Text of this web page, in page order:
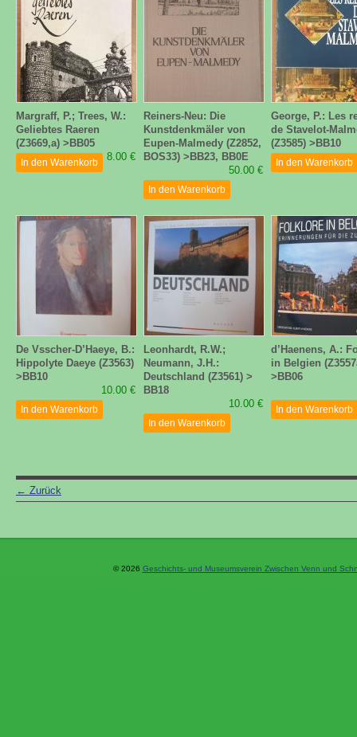
Margraff, P.; Trees, W.:
Geliebtes Raeren
(Z3669,a) >BB05
8.00 €
In den Warenkorb
Reiners-Neu: Die
Kunstdenkmäler von
Eupen-Malmedy (Z2852,
BOS33) >BB23, BB0E
50.00 €
In den Warenkorb
George, P.: Les
de Stavelot-
(Z3585) >BB10
In den Warenkorb
De Vsscher-D’Haeye, B.:
Hippolyte Daeye (Z3563)
>BB10
10.00 €
In den Warenkorb
Leonhardt, R.W.;
Neumann, J.H.:
Deutschland (Z3561) >
BB18
10.00 €
In den Warenkorb
d’Haenens, A.:
in Belgien
>BB06
In den Warenkorb
← Zurück
© 2026 Geschichts- und Museumsverein Zwischen Venn und